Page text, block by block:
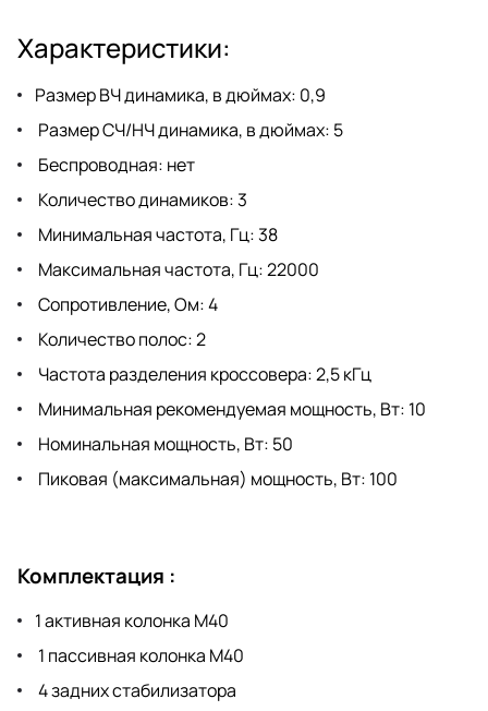
Характеристики:
Размер ВЧ динамика, в дюймах: 0,9
Размер СЧ/НЧ динамика, в дюймах: 5
Беспроводная: нет
Количество динамиков: 3
Минимальная частота, Гц: 38
Максимальная частота, Гц: 22000
Сопротивление, Ом: 4
Количество полос: 2
Частота разделения кроссовера: 2,5 кГц
Минимальная рекомендуемая мощность, Вт: 10
Номинальная мощность, Вт: 50
Пиковая (максимальная) мощность, Вт: 100
Комплектация :
1 активная колонка M40
1 пассивная колонка M40
4 задних стабилизатора